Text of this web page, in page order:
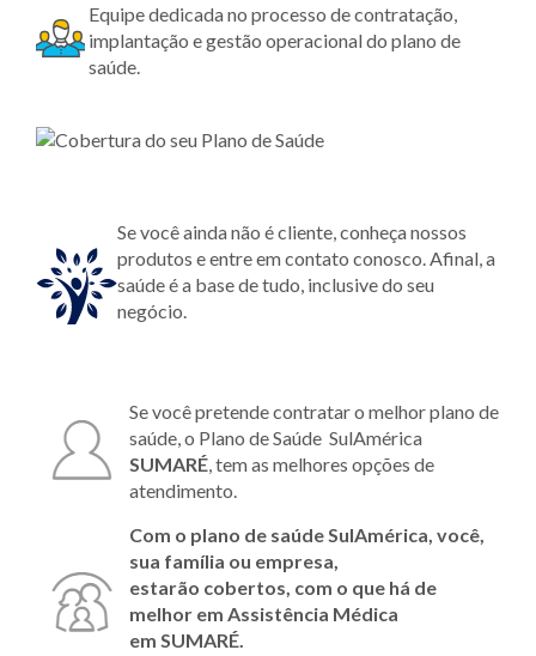
Equipe dedicada no processo de contratação,
implantação e gestão operacional do plano de
saúde.
Se você ainda não é cliente, conheça nossos
produtos e entre em contato conosco. Afinal, a
saúde é a base de tudo, inclusive do seu
negócio.
Se você pretende contratar o melhor plano de
saúde, o Plano de Saúde SulAmérica
SUMARÉ, tem as melhores opções de
atendimento.
Com o plano de saúde SulAmérica, você,
sua família ou empresa,
estarão cobertos, com o que há de
melhor em Assistência Médica
em SUMARÉ.